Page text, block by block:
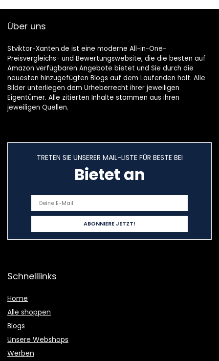
Kabelbinder(Mittel
Über uns
Stviktor-Xanten.de ist eine moderne All-in-One-
Preisvergleichs- und Bewertungswebsite, die die besten auf
Amazon verfügbaren Angebote bietet und Sie durch die
neuesten hinzugefügten Blogs auf dem Laufenden hält. Alle
Bilder unterliegen dem Urheberrecht ihrer jeweiligen
Eigentümer. Alle zitierten Inhalte stammen aus ihren
jeweiligen Quellen.
TRETEN SIE UNSERER MAIL-LISTE FÜR BESTE BEI
Bietet an
Schnelllinks
Home
Alle shoppen
Blogs
Unsere Webshops
Werben